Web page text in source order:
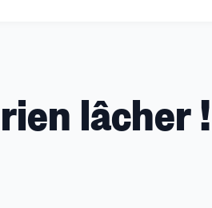
lâcher !